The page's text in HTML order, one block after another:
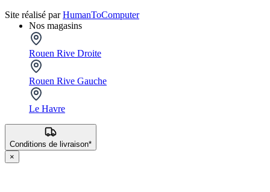
Site réalisé parHumanToComputer
Nos magasins
Rouen Rive Droite
Rouen Rive Gauche
Le Havre
Conditions de livraison*
×